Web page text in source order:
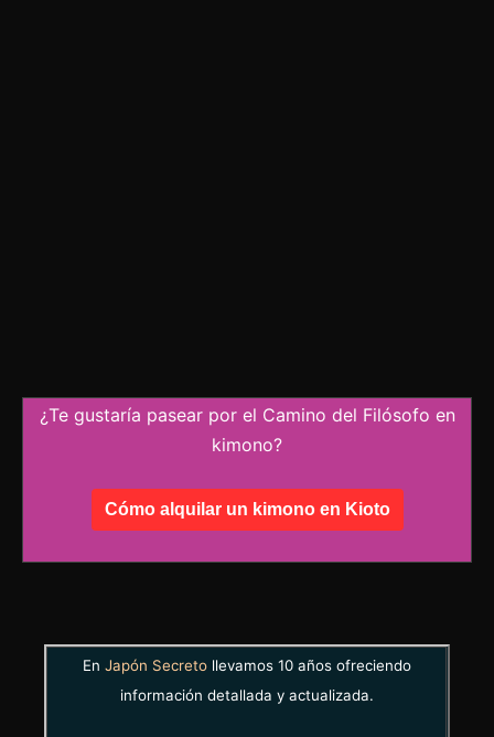
¿Te gustaría pasear por el Camino del Filósofo en
kimono?
Cómo alquilar un kimono en Kioto
En Japón Secretollevamos 10 años ofreciendo
información detallada y actualizada.